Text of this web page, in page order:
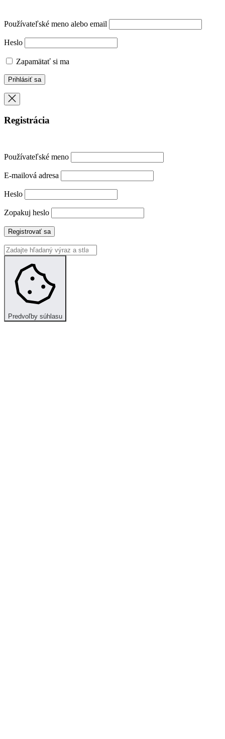
Používateľské meno alebo email
Heslo
Zapamätať si ma
Registrácia
Používateľské meno
E-mailová adresa
Heslo
Zopakuj heslo
Registrovať sa
Predvoľby súhlasu